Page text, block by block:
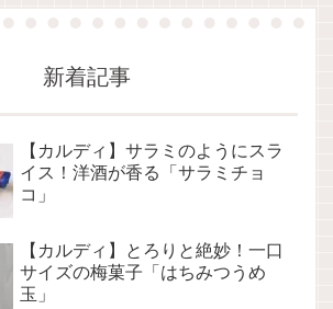
新着記事
【カルディ】サラミのようにスラ
イス！洋酒が香る「サラミチョ
コ」
【カルディ】とろりと絶妙！一口
サイズの梅菓子「はちみつうめ
玉」